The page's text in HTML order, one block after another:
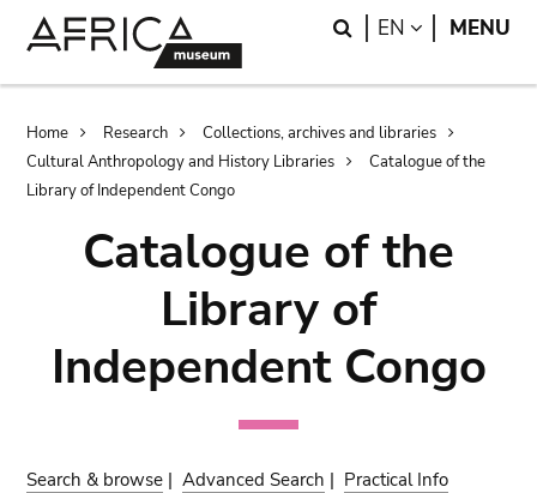
Search
EN LANGUAGE
MENU
Breadcrumb
Home Research
Collections, archives and libraries
Cultural Anthropology and History Libraries
Catalogue of the
Library of Independent Congo
Catalogue of the
Library of
Independent Congo
Search & browse |Advanced Search | Practical Info